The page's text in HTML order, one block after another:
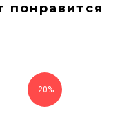
понравится
-20%